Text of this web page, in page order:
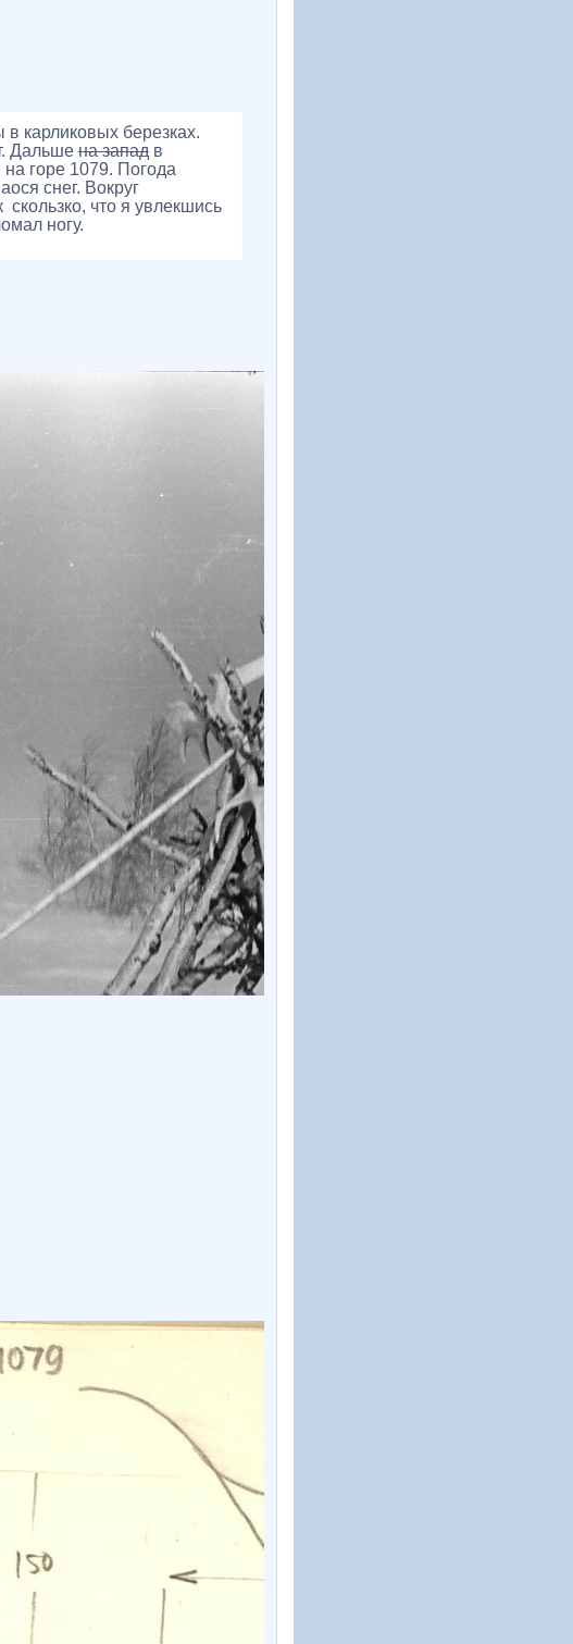
карликовых березках.
Дальшена западв
горе 1079. Погода
снег. Вокруг
что я увлекшись
ногу.